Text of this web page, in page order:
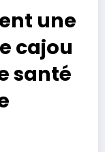
une
cajou
santé